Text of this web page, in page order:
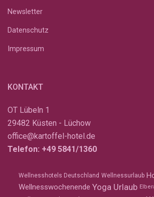
Newsletter
Datenschutz
Impressum
KONTAKT
OT Lübeln 1
29482 Küsten - Lüchow
office@kartoffel-hotel.de
Telefon: +49 5841/1360
Wellnesshotels Deutschland Wellnessurlaub
Wellnesswochenende Yoga Urlaub